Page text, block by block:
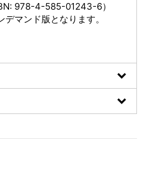
978-4-585-01243-6）
デマンド版となります。